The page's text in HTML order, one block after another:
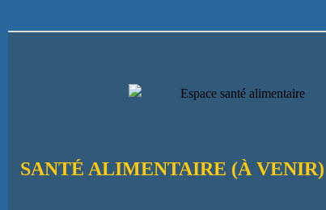
SANTÉ ALIMENTAIRE (À VENIR)